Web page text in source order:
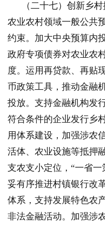
（二十七）创新乡
农业农村领域一般公共
约束。加大中央预算内
政府专项债券对农业农
度。运用再贷款、再贴
币政策工具，推动金融
投放。支持金融机构发
符合条件的企业发行乡
用体系建设，加强涉农
活体、农业设施等抵押
支农支小定位，“一省
妥有序推进村镇银行改
体系，支持发展特色农
非法金融活动。加强涉